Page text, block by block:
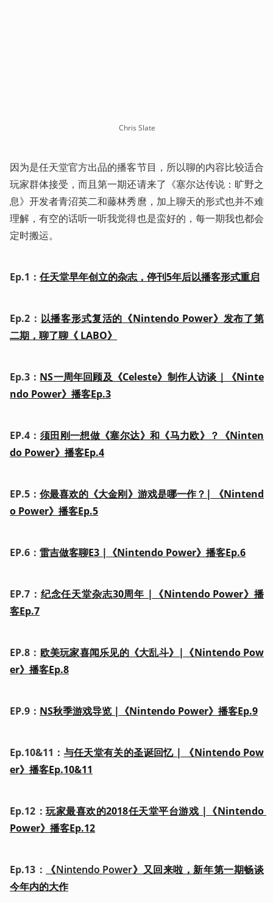
Chris Slate
因为是任天堂官方出品的播客节目，所以聊的内容比较适合
玩家群体接受，而且第一期还请来了《塞尔达传说：旷野之
息》开发者青沼英二和藤林秀麿，加上聊天的形式也并不难
理解，有空的话听一听我觉得也是蛮好的，每一期我也都会
定时搬运。
Ep.1： 任天堂早年创立的杂志，停刊5年后以播客形式重启
Ep.2： 以播客形式复活的《Nintendo Power》发布了第
二期，聊了聊《 LABO》
Ep.3： NS一周年回顾及《Celeste》制作人访谈｜《Ninte
ndo Power》播客Ep.3
EP.4： 须田刚一想做《塞尔达》和《马力欧》？《Ninten
do Power》播客Ep.4
EP.5：你最喜欢的《大金刚》游戏是哪一作？| 《Nintend
o Power》播客Ep.5
EP.6： 雷吉做客聊E3 |《Nintendo Power》播客Ep.6
EP.7： 纪念任天堂杂志30周年 |《Nintendo Power》播
客Ep.7
EP.8： 欧美玩家喜闻乐见的《大乱斗》|《Nintendo Pow
er》播客Ep.8
EP.9： NS秋季游戏导览 |《Nintendo Power》播客Ep.9
Ep.10&11： 与任天堂有关的圣诞回忆 | 《Nintendo Pow
er》播客Ep.10&11
Ep.12：玩家最喜欢的2018任天堂平台游戏 |《Nintendo
Power》播客Ep.12
Ep.13：
《Nintendo Power》又回来啦，新年第一期畅谈
今年内的大作